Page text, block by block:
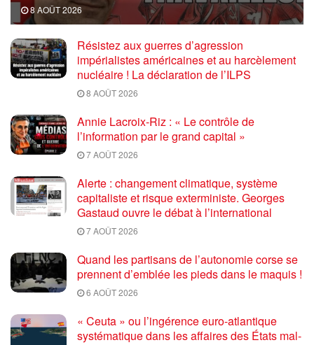
8 AOÛT 2026
Résistez aux guerres d’agression
impérialistes américaines et au harcèlement
nucléaire ! La déclaration de l’ILPS
8 AOÛT 2026
Annie Lacroix-Riz : « Le contrôle de
l’information par le grand capital »
7 AOÛT 2026
Alerte : changement climatique, système
capitaliste et risque exterministe. Georges
Gastaud ouvre le débat à l’international
7 AOÛT 2026
Quand les partisans de l’autonomie corse se
prennent d’emblée les pieds dans le maquis !
6 AOÛT 2026
« Ceuta » ou l’ingérence euro-atlantique
systématique dans les affaires des États mal-